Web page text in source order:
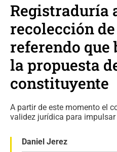
Registraduría
recolección
referendo que
la propuesta
constituyente
A partir de este momento el
validez jurídica para
Daniel Jerez